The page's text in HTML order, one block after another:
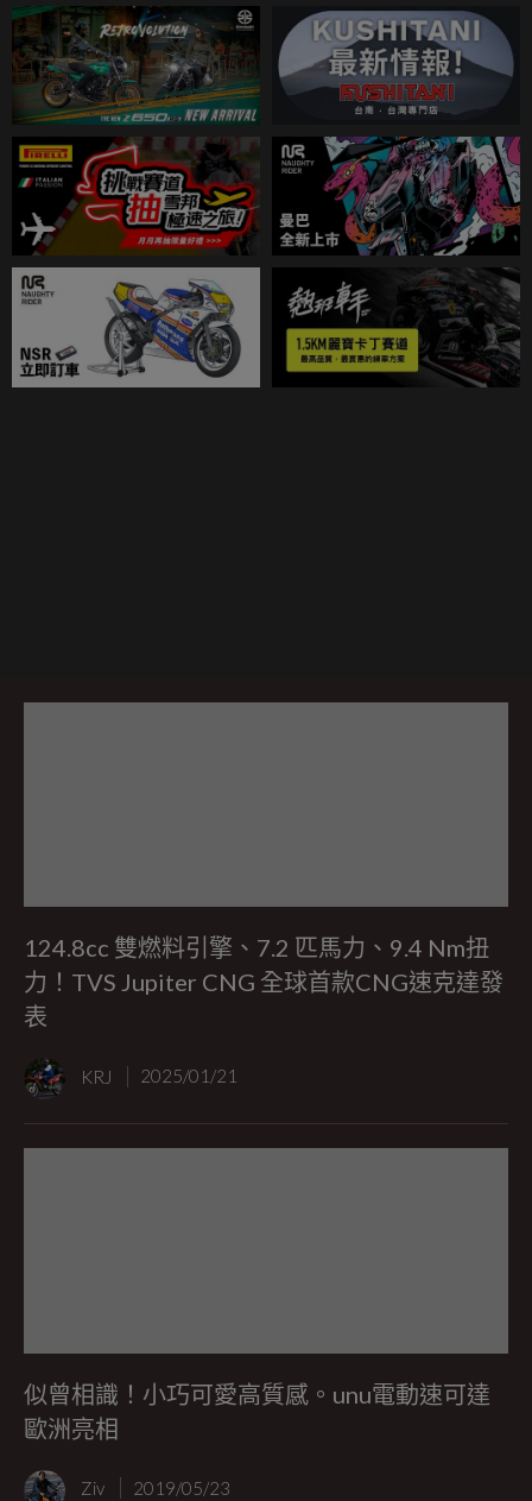
124.8cc 雙燃料引擎、7.2 匹馬力、9.4 Nm扭
力！TVS Jupiter CNG 全球首款CNG速克達發
表
KRJ 2025/01/21
似曾相識！小巧可愛高質感。unu電動速可達
歐洲亮相
Ziv 2019/05/23